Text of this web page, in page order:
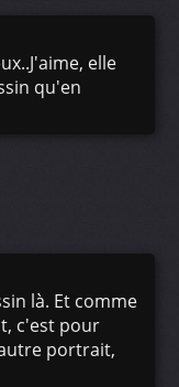
elle
qu'en
là. Et comme
c'est pour
portrait,